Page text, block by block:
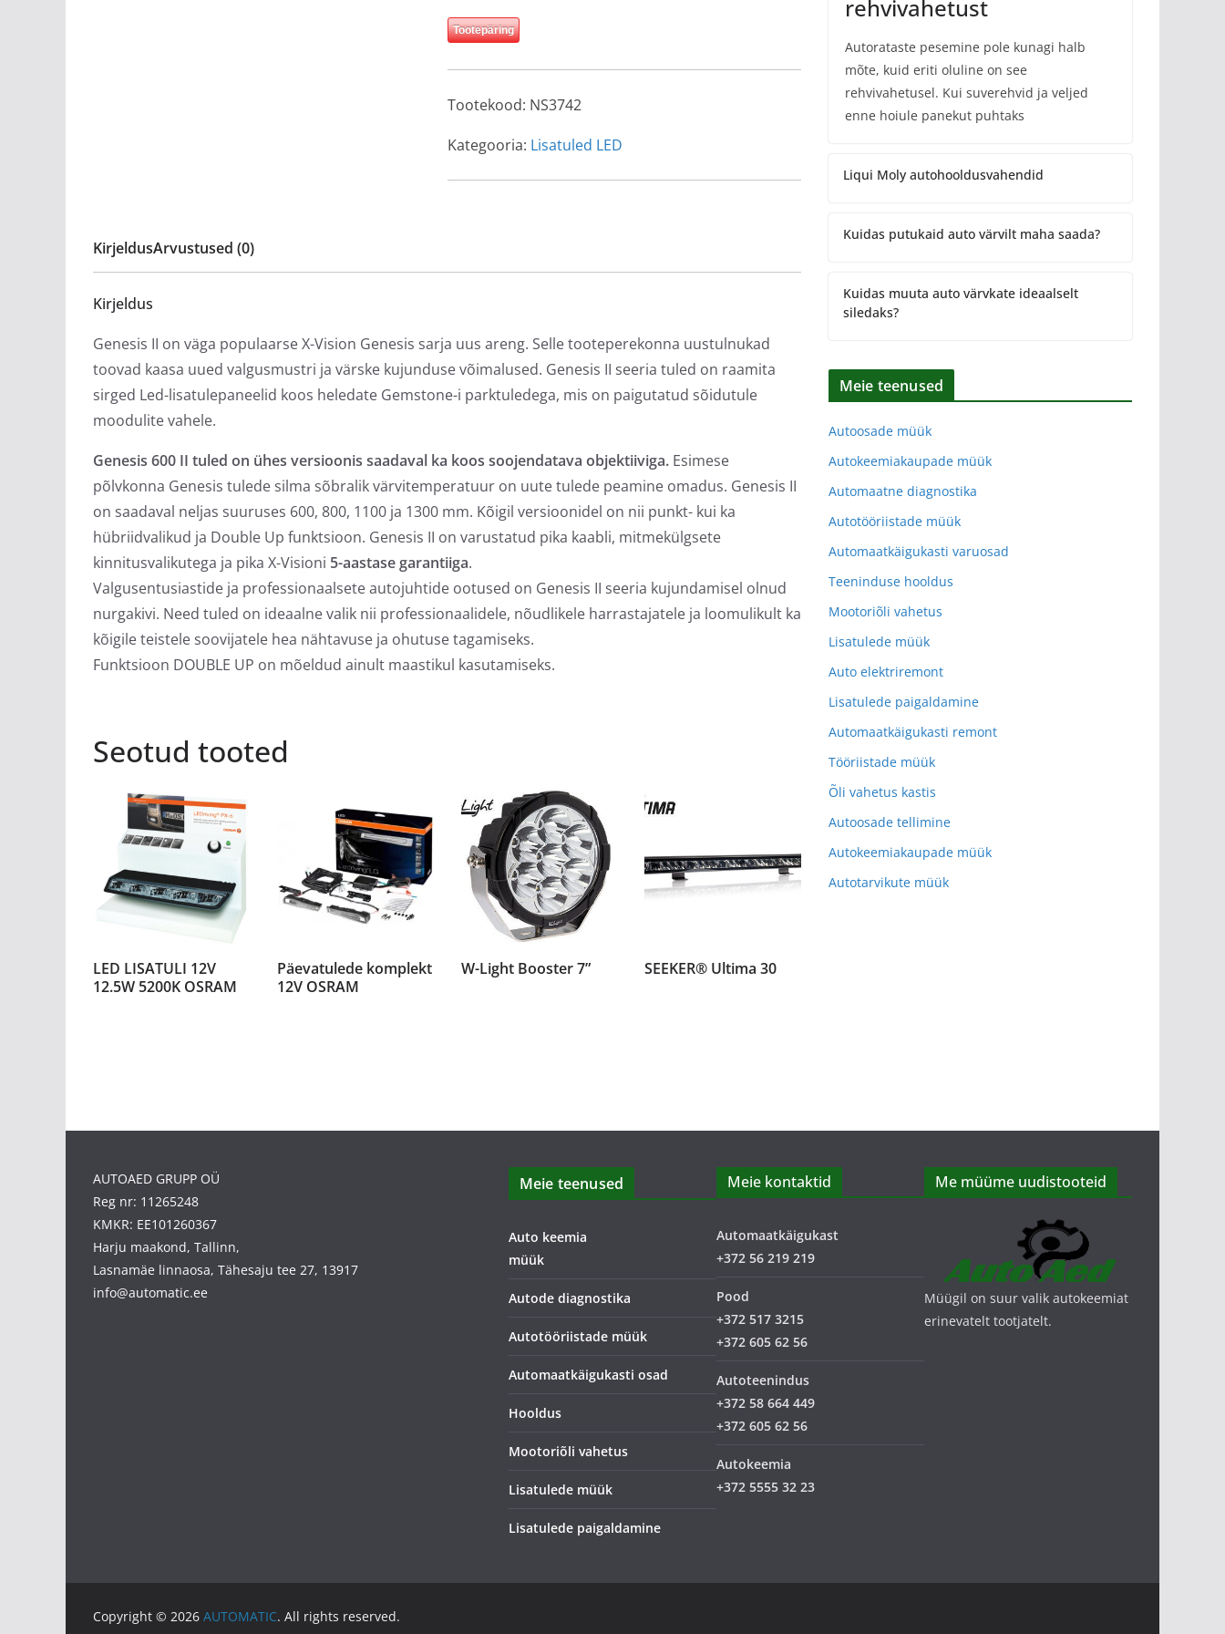
Tootepäring
Tootekood: NS3742
Kategooria: Lisatuled LED
KirjeldusArvustused (0)
Kirjeldus
Genesis II on väga populaarse X-Vision Genesis sarja uus areng. Selle tooteperekonna uustulnukad
toovad kaasa uued valgusmustri ja värske kujunduse võimalused. Genesis II seeria tuled on raamita
sirged Led-lisatulepaneelid koos heledate Gemstone-i parktuledega, mis on paigutatud sõidutule
moodulite vahele.
Genesis 600 II tuled on ühes versioonis saadaval ka koos soojendatava objektiiviga. Esimese
põlvkonna Genesis tulede silma sõbralik värvitemperatuur on uute tulede peamine omadus. Genesis II
on saadaval neljas suuruses 600, 800, 1100 ja 1300 mm. Kõigil versioonidel on nii punkt- kui ka
hübriidvalikud ja Double Up funktsioon. Genesis II on varustatud pika kaabli, mitmekülgsete
kinnitusvalikutega ja pika X-Visioni 5-aastase garantiiga.
Valgusentusiastide ja professionaalsete autojuhtide ootused on Genesis II seeria kujundamisel olnud
nurgakivi. Need tuled on ideaalne valik nii professionaalidele, nõudlikele harrastajatele ja loomulikult ka
kõigile teistele soovijatele hea nähtavuse ja ohutuse tagamiseks.
Funktsioon DOUBLE UP on mõeldud ainult maastikul kasutamiseks.
Seotud tooted
LED LISATULI 12V
12.5W 5200K OSRAM
Päevatulede komplekt
12V OSRAM
W-Light Booster 7” SEEKER® Ultima 30
rehvivahetust
Autorataste pesemine pole kunagi halb
mõte, kuid eriti oluline on see
rehvivahetusel. Kui suverehvid ja veljed
enne hoiule panekut puhtaks
Liqui Moly autohooldusvahendid
Kuidas putukaid auto värvilt maha saada?
Kuidas muuta auto värvkate ideaalselt
siledaks?
Meie teenused
Autoosade müük
Autokeemiakaupade müük
Automaatne diagnostika
Autotööriistade müük
Automaatkäigukasti varuosad
Teeninduse hooldus
Mootoriõli vahetus
Lisatulede müük
Auto elektriremont
Lisatulede paigaldamine
Automaatkäigukasti remont
Tööriistade müük
Õli vahetus kastis
Autoosade tellimine
Autokeemiakaupade müük
Autotarvikute müük
AUTOAED GRUPP OÜ
Reg nr: 11265248
KMKR: EE101260367
Harju maakond, Tallinn,
Lasnamäe linnaosa, Tähesaju tee 27, 13917
info@automatic.ee
Meie teenused
Auto keemia
müük
Autode diagnostika
Autotööriistade müük
Automaatkäigukasti osad
Hooldus
Mootoriõli vahetus
Lisatulede müük
Lisatulede paigaldamine
Meie kontaktid
Automaatkäigukast
+372 56 219 219
Pood
+372 517 3215
+372 605 62 56
Autoteenindus
+372 58 664 449
+372 605 62 56
Autokeemia
+372 5555 32 23
Me müüme uudistooteid
Müügil on suur valik autokeemiat
erinevatelt tootjatelt.
Copyright © 2026 AUTOMATIC. All rights reserved.